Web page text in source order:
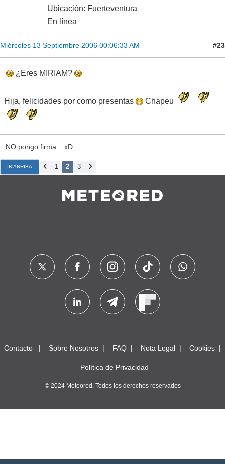
Ubicación: Fuerteventura
En línea
Miércoles 13 Septiembre 2006 00:06:33 AM #23
¿Eres MIRIAM?
Hija, felicidades por como presentas Chapeu
NO pongo firma... xD
IR ARRIBA 1 2 3
Contacto Sobre Nosotros FAQ Nota Legal Cookies
Política de Privacidad
© 2024 Meteored. Todos los derechos reservados